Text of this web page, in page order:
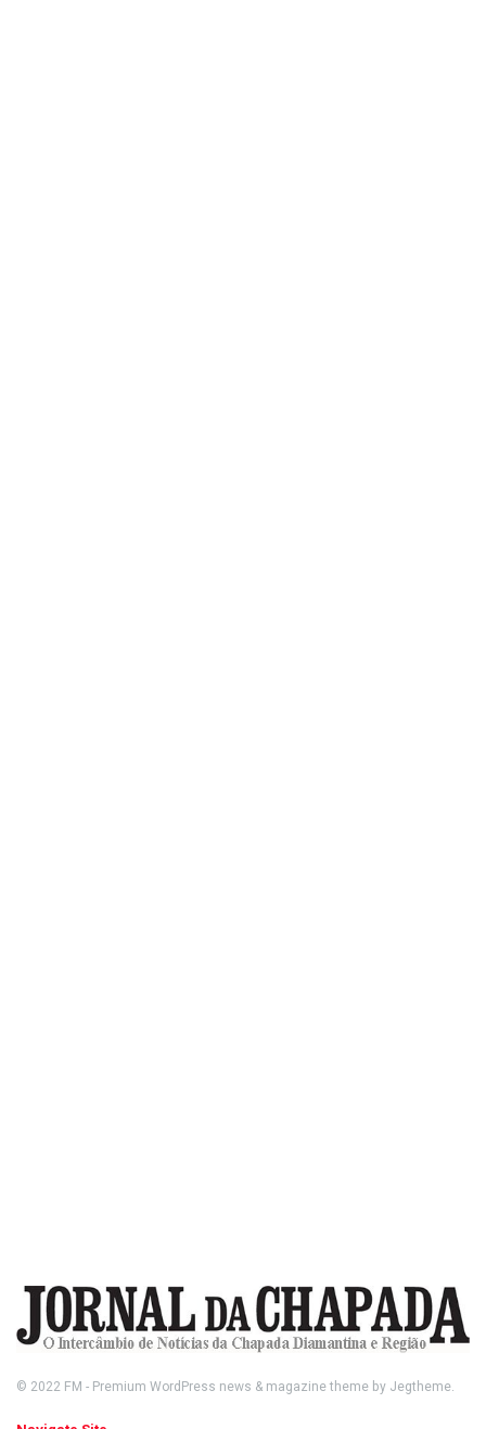
© 2022 FM - Premium WordPress news & magazine theme by Jegtheme.